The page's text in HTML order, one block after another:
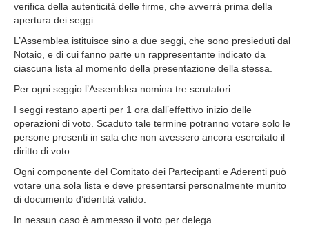
verifica della autenticità delle firme, che avverrà prima della
apertura dei seggi.
L’Assemblea istituisce sino a due seggi, che sono presieduti dal
Notaio, e di cui fanno parte un rappresentante indicato da
ciascuna lista al momento della presentazione della stessa.
Per ogni seggio l’Assemblea nomina tre scrutatori.
I seggi restano aperti per 1 ora dall’effettivo inizio delle
operazioni di voto. Scaduto tale termine potranno votare solo le
persone presenti in sala che non avessero ancora esercitato il
diritto di voto.
Ogni componente del Comitato dei Partecipanti e Aderenti può
votare una sola lista e deve presentarsi personalmente munito
di documento d’identità valido.
In nessun caso è ammesso il voto per delega.